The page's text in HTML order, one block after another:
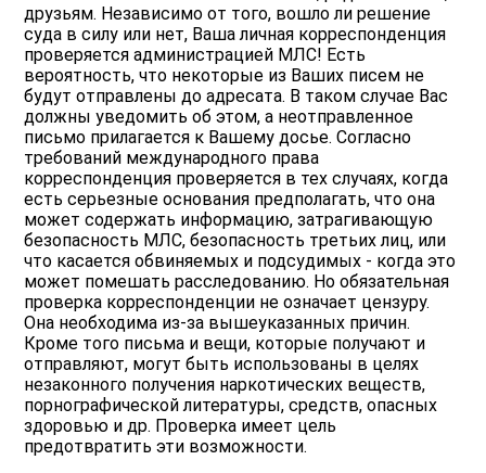
друзьям. Независимо от того, вошло ли решение
суда в силу или нет, Ваша личная корреспонденция
проверяется администрацией МЛС! Есть
вероятность, что некоторые из Ваших писем не
будут отправлены до адресата. В таком случае Вас
должны уведомить об этом, а неотправленное
письмо прилагается к Вашему досье. Согласно
требований международного права
корреспонденция проверяется в тех случаях, когда
есть серьезные основания предполагать, что она
может содержать информацию, затрагивающую
безопасность МЛС, безопасность третьих лиц, или
что касается обвиняемых и подсудимых - когда это
может помешать расследованию. Но обязательная
проверка корреспонденции не означает цензуру.
Она необходима из-за вышеуказанных причин.
Кроме того письма и вещи, которые получают и
отправляют, могут быть использованы в целях
незаконного получения наркотических веществ,
порнографической литературы, средств, опасных
здоровью и др. Проверка имеет цель
предотвратить эти возможности.